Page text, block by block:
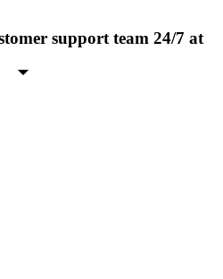
support team 24/7 at